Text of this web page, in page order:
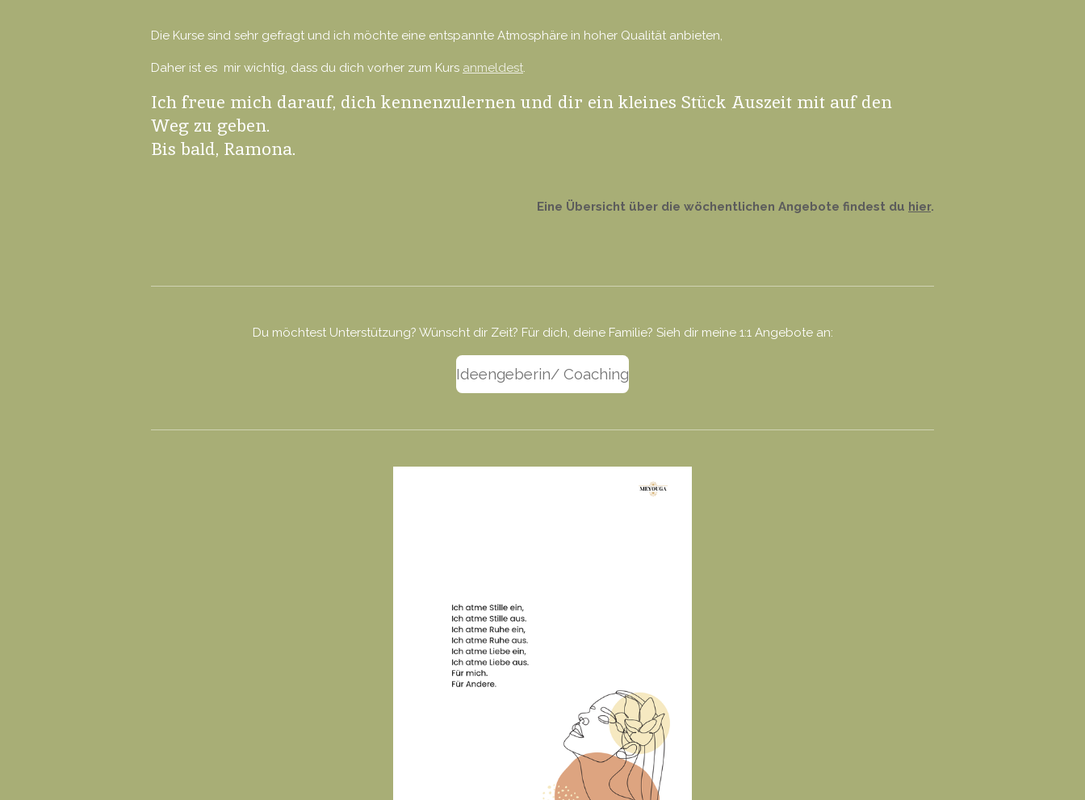
Die Kurse sind sehr gefragt und ich möchte eine entspannte Atmosphäre in hoher Qualität anbieten,
Daher ist es mir wichtig, dass du dich vorher zum Kurs anmeldest.
Ich freue mich darauf, dich kennenzulernen und dir ein kleines Stück Auszeit mit auf den
Weg zu geben.
Bis bald, Ramona.
Eine Übersicht über die wöchentlichen Angebote findest du hier.
Du möchtest Unterstützung? Wünscht dir Zeit? Für dich, deine Familie? Sieh dir meine 1:1 Angebote an:
Ideengeberin/ Coaching